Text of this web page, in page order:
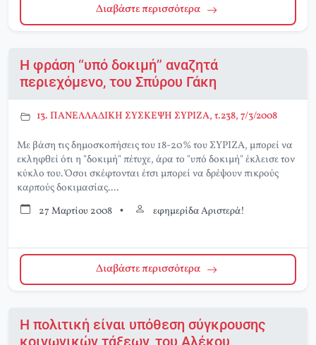
Διαβάστε περισσότερα
Η φράση “υπό δοκιμή” αναζητά
περιεχόμενο, του Σπύρου Γάκη
13. ΠΑΝΕΛΛΑΔΙΚΗ ΣΥΣΚΕΨΗ ΣΥΡΙΖΑ, τ.238, 7/3/2008
Με βάση τις δημοσκοπήσεις του 18-20% του ΣΥΡΙΖΑ, μπορεί να
εκληφθεί ότι η "δοκιμή" πέτυχε, άρα το "υπό δοκιμή" έκλεισε τον
κύκλο του. Όσοι σκέφτονται έτσι μπορεί να δρέψουν πικρούς
καρπούς δοκιμασίας....
27 Μαρτίου 2008 • εφημερίδα Αριστερά!
Διαβάστε περισσότερα
Η πολιτική είναι υπόθεση σύγκρουσης
κοινωνικών τάξεων, του Αλέκου